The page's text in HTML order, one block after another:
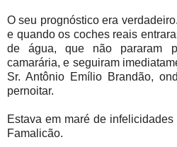
O seu prognóstico era
e quando os coches reais
de água, que não pararam
camarária, e seguiram
Sr. Antônio Emílio Brandão,
pernoitar.
Estava em maré de
Famalicão.